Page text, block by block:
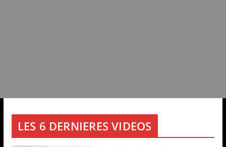
LES 6 DERNIERES VIDEOS